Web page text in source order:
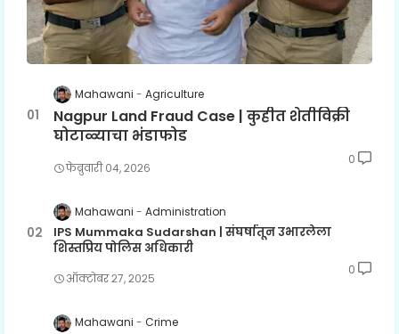
Mahawani Agriculture
Nagpur Land Fraud Case | कुहीत शेतीविक्री
घोटाळ्याचा भंडाफोड
फेब्रुवारी ०४, २०२६
0
Mahawani Administration
IPS Mummaka Sudarshan | संघर्षातून उभारलेला
शिस्तप्रिय पोलिस अधिकारी
ऑक्टोबर २७, २०२५
0
Mahawani Crime